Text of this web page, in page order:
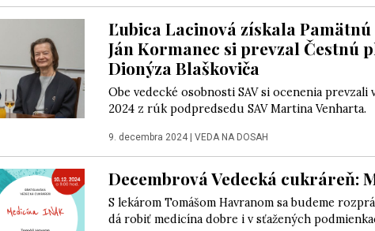
Ľubica Lacinová získala Pamätnú
Ján Kormanec si prevzal Čestnú
Dionýza Blaškoviča
Obe vedecké osobnosti SAV si ocenenia prevzali
2024 z rúk podpredsedu SAV Martina Venharta.
9. decembra 2024 | VEDA NA DOSAH
Decembrová Vedecká cukráreň:
S lekárom Tomášom Havranom sa budeme
dá robiť medicína dobre i v sťažených